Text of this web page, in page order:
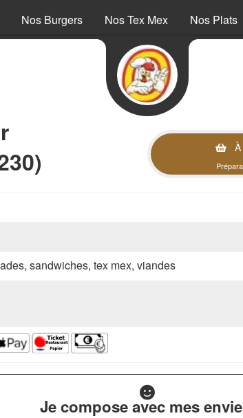
Nos Burgers Nos Tex Mex Nos Plats
sandwiches, tex mex, viandes
Je compose avec mes